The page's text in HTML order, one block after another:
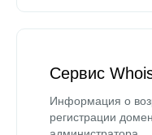
Сервис
Информация о
регистрации